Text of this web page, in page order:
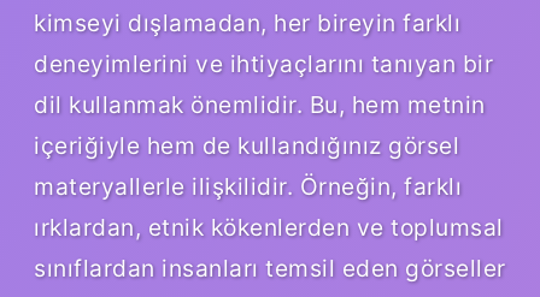
kimseyi dışlamadan, her bireyin farklı
deneyimlerini ve ihtiyaçlarını tanıyan bir
dil kullanmak önemlidir. Bu, hem metnin
içeriğiyle hem de kullandığınız görsel
materyallerle ilişkilidir. Örneğin, farklı
ırklardan, etnik kökenlerden ve toplumsal
sınıflardan insanları temsil eden görseller